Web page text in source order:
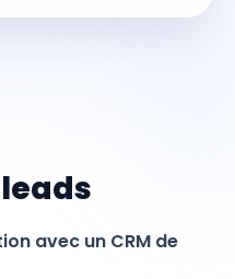
avec un CRM de